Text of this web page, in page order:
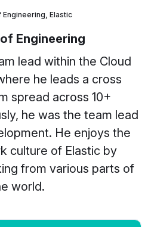
Elastic
Engineering
lead within the Cloud
he leads a cross
spread across 10+
he was the team lead
He enjoys the
culture of Elastic by
from various parts of
world.